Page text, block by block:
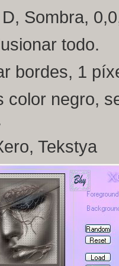
Sombra,
todo.
bordes, 1
color negro,
Tekstya